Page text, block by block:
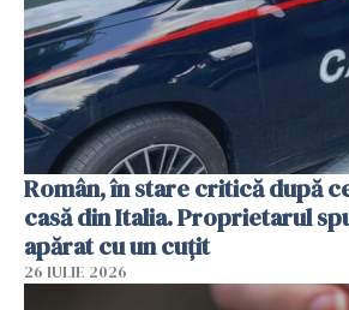
Român, în stare critică după
casă din Italia. Proprietarul
apărat cu un cuțit
26 IULIE 2026